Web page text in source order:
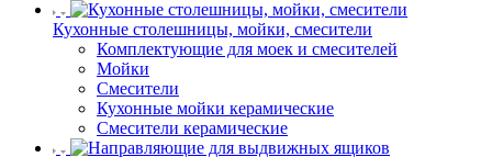
Кухонные столешницы, мойки, смесители
Комплектующие для моек и смесителей
Мойки
Смесители
Кухонные мойки керамические
Смесители керамические